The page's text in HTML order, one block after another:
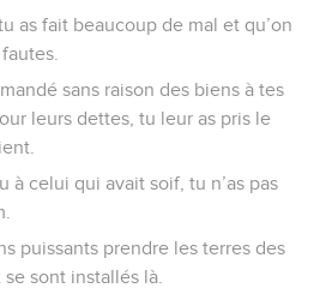
as fait beaucoup de mal et qu’on
sans raison des biens à tes
leurs dettes, tu leur as pris le
à celui qui avait soif, tu n’as pas
puissants prendre les terres des
sont installés là.